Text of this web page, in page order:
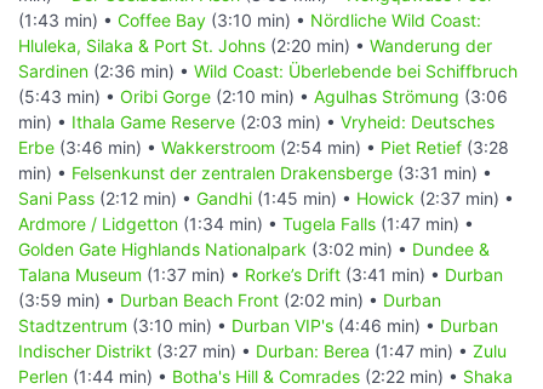
(1:43 min) • Coffee Bay (3:10 min) • Nördliche Wild Coast:
Hluleka, Silaka & Port St. Johns (2:20 min) • Wanderung der
Sardinen (2:36 min) • Wild Coast: Überlebende bei Schiffbruch
(5:43 min) • Oribi Gorge (2:10 min) • Agulhas Strömung (3:06
min) • Ithala Game Reserve (2:03 min) • Vryheid: Deutsches
Erbe (3:46 min) • Wakkerstroom (2:54 min) • Piet Retief (3:28
min) • Felsenkunst der zentralen Drakensberge (3:31 min) •
Sani Pass (2:12 min) • Gandhi (1:45 min) • Howick (2:37 min) •
Ardmore / Lidgetton (1:34 min) • Tugela Falls (1:47 min) •
Golden Gate Highlands Nationalpark (3:02 min) • Dundee &
Talana Museum (1:37 min) • Rorke’s Drift (3:41 min) • Durban
(3:59 min) • Durban Beach Front (2:02 min) • Durban
Stadtzentrum (3:10 min) • Durban VIP's (4:46 min) • Durban
Indischer Distrikt (3:27 min) • Durban: Berea (1:47 min) • Zulu
Perlen (1:44 min) • Botha's Hill & Comrades (2:22 min) • Shaka